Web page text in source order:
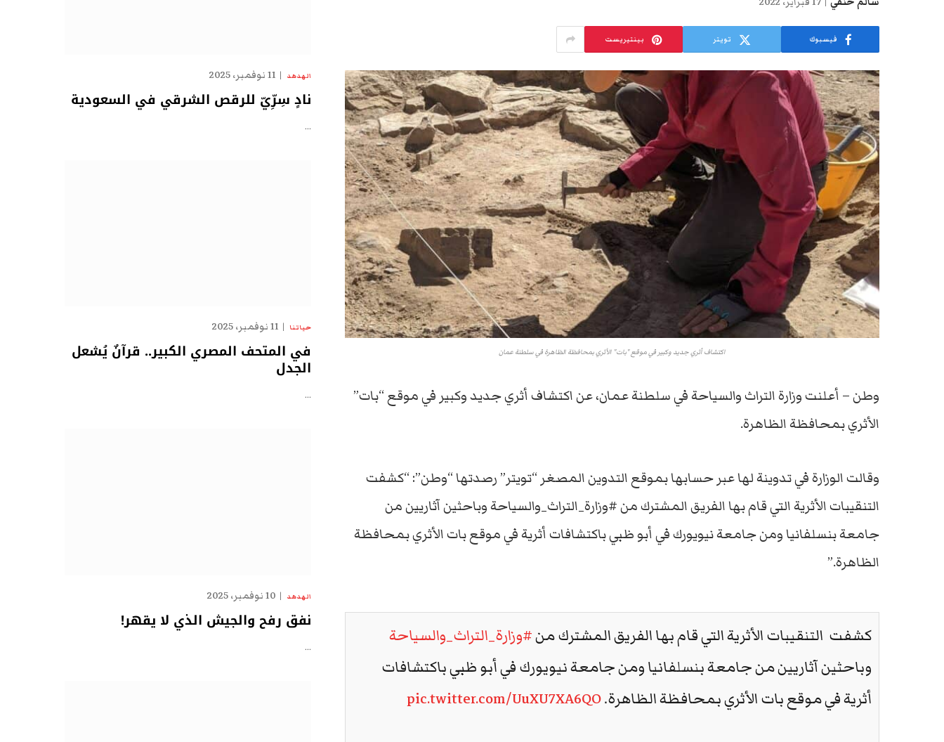
فيسبوك تويتر بينتيريست
اكتشاف أثري جديد وكبير في موقع "بات" الأثري بمحافظة الظاهرة في سلطنة عمان
وطن – أعلنت وزارة التراث والسياحة في سلطنة عمان، عن اكتشاف أثري جديد وكبير في موقع “بات”
الأثري بمحافظة الظاهرة.
وقالت الوزارة في تدوينة لها عبر حسابها بموقع التدوين المصغر “تويتر” رصدتها “وطن”: “كشفت
التنقيبات الأثرية التي قام بها الفريق المشترك من #وزارة_التراث_والسياحة وباحثين آثاريين من
جامعة بنسلفانيا ومن جامعة نيويورك في أبو ظبي باكتشافات أثرية في موقع بات الأثري بمحافظة
الظاهرة.”
كشفت التنقيبات الأثرية التي قام بها الفريق المشترك من#وزارة_التراث_والسياحة
وباحثين آثاريين من جامعة بنسلفانيا ومن جامعة نيويورك في أبو ظبي باكتشافات
أثرية في موقع بات الأثري بمحافظة الظاهرة.pic.twitter.com/UuXU7XA6QO
الهدهد 11 نوفمبر، 2025
نادٍ سِرِّيّ للرقص الشرقي في السعودية
…
حياتنا 11 نوفمبر، 2025
في المتحف المصري الكبير.. قرآنٌ يُشعل
الجدل
…
الهدهد 10 نوفمبر، 2025
نفق رفح والجيش الذي لا يقهر!
…